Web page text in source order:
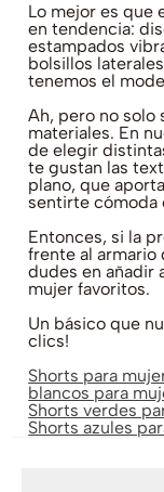
Lo mejor es que
en tendencia:
estampados
bolsillos
tenemos el
Ah, pero no solo
materiales. En
de elegir
te gustan las
plano, que
sentirte cómoda
Entonces, si la
frente al armario
dudes en añadir
mujer favoritos.
Un básico que
clics!
Shorts para
blancos para
Shorts verdes
Shorts azules